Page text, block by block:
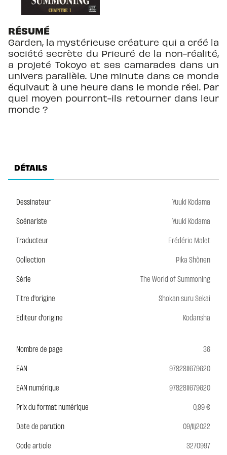
RÉSUMÉ
Garden, la mystérieuse créature qui a créé la
société secrète du Prieuré de la non-réalité,
a projeté Tokoyo et ses camarades dans un
univers parallèle. Une minute dans ce monde
équivaut à une heure dans le monde réel. Par
quel moyen pourront-ils retourner dans leur
monde ?
DÉTAILS
Dessinateur
Yuuki Kodama
Scénariste
Yuuki Kodama
Traducteur
Frédéric Malet
Collection
Pika Shônen
Série
The World of Summoning
Titre d'origine
Shokan suru Sekai
Editeur d'origine
Kodansha
Nombre de page
36
EAN
9782811679620
EAN numérique
9782811679620
Prix du format numérique
0,99 €
Date de parution
09/11/2022
Code article
3270997